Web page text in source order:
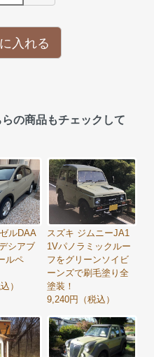
入れる
の商品もチェックして
ルDAA
シアブ
ルペ
）
スズキ ジムニーJA1
1Vパノラミックルー
フをグリーンソイビ
ーンズで刷毛塗り全
塗装！
9,240円（税込）